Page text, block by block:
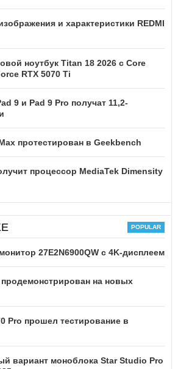
и характеристики REDMI
ноутбук Titan 18 2026 с Core
RTX 5070 Ti
9 и Pad 9 Pro получат 11,2-
протестирован в Geekbench
процессор MediaTek Dimensity
27E2N6900QW с 4K-дисплеем
на новых
Pro прошел тестирование в
вариант моноблока Star Studio Pro